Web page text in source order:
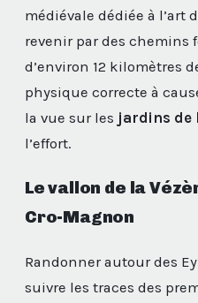
médiévale dédiée à l’art
revenir par des chemins
d’environ 12 kilomètres
physique correcte à
la vue sur les jardins de
l’effort.
Le vallon de la
Cro-Magnon
Randonner autour des
suivre les traces des